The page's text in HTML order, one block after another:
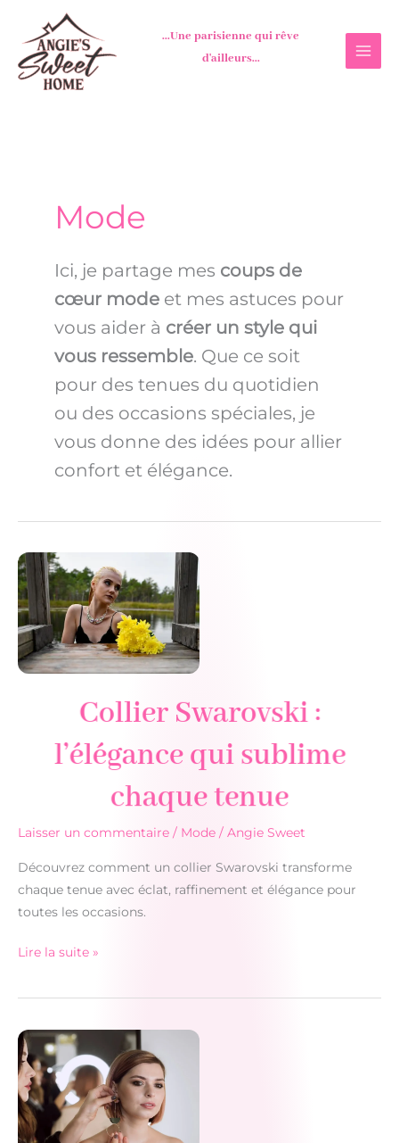
contenu
...Une parisienne qui rêve
d'ailleurs...
Mode
Ici, je partage mes coups de
cœur mode et mes astuces pour
vous aider à créer un style qui
vous ressemble. Que ce soit
pour des tenues du quotidien
ou des occasions spéciales, je
vous donne des idées pour allier
confort et élégance.
Collier Swarovski :
l’élégance qui sublime
chaque tenue
Laisser un commentaire / Mode / Angie Sweet
Découvrez comment un collier Swarovski transforme
chaque tenue avec éclat, raffinement et élégance pour
toutes les occasions.
Collier
:
qui
sublime
chaque
tenue
Lire la suite »